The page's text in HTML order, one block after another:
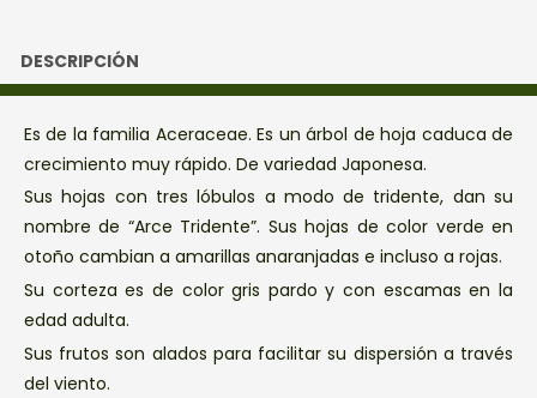
DESCRIPCIÓN
Es de la familia Aceraceae. Es un árbol de hoja caduca de
crecimiento muy rápido. De variedad Japonesa.
Sus hojas con tres lóbulos a modo de tridente, dan su
nombre de “Arce Tridente”. Sus hojas de color verde en
otoño cambian a amarillas anaranjadas e incluso a rojas.
Su corteza es de color gris pardo y con escamas en la
edad adulta.
Sus frutos son alados para facilitar su dispersión a través
del viento.